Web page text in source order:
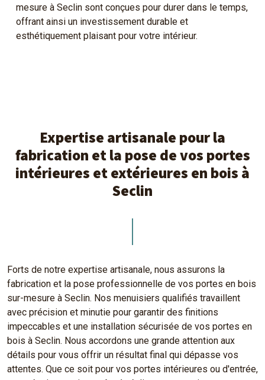
mesure à Seclin sont conçues pour durer dans le temps,
offrant ainsi un investissement durable et
esthétiquement plaisant pour votre intérieur.
Expertise artisanale pour la
fabrication et la pose de vos portes
intérieures et extérieures en bois à
Seclin
Forts de notre expertise artisanale, nous assurons la
fabrication et la pose professionnelle de vos portes en bois
sur-mesure à Seclin. Nos menuisiers qualifiés travaillent
avec précision et minutie pour garantir des finitions
impeccables et une installation sécurisée de vos portes en
bois à Seclin. Nous accordons une grande attention aux
détails pour vous offrir un résultat final qui dépasse vos
attentes. Que ce soit pour vos portes intérieures ou d'entrée,